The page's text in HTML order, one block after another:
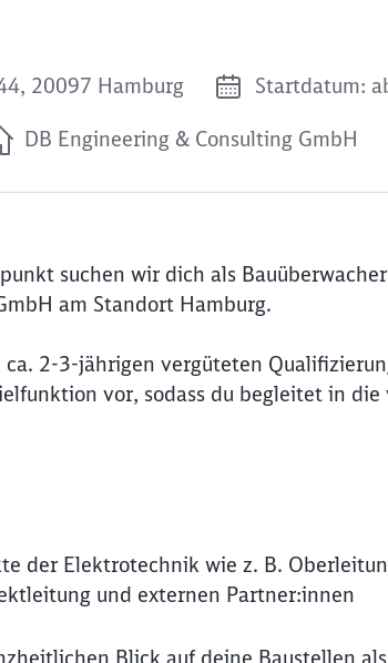
20097 Hamburg Startdatum:
DB Engineering & Consulting GmbH
suchen wir dich als
am Standort Hamburg.
2-3-jährigen vergüteten
vor, sodass du begleitet in
der Elektrotechnik wie z. B.
und externen Partner:innen